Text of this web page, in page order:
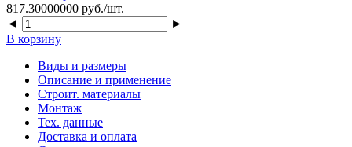
817.30000000 руб./шт.
◄
►
В корзину
Виды и размеры
Описание и применение
Строит. материалы
Монтаж
Тех. данные
Доставка и оплата